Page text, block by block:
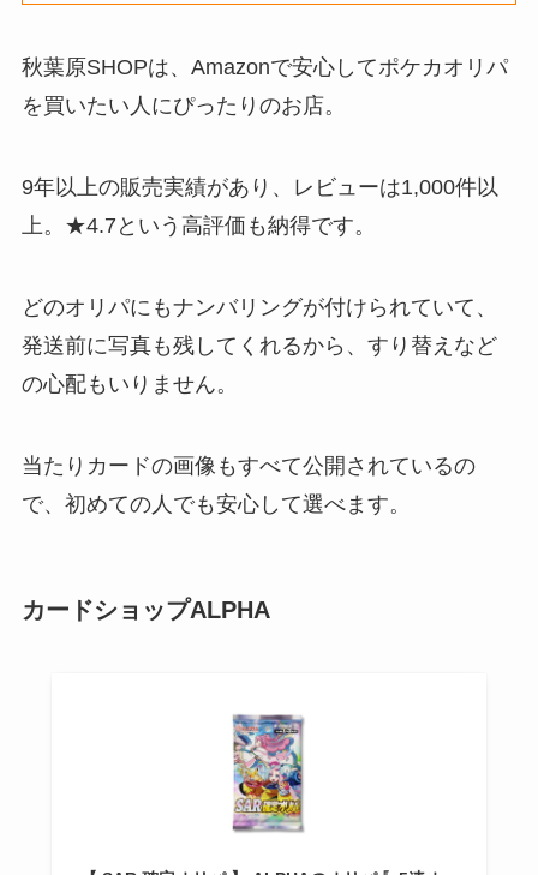
秋葉原SHOPは、Amazonで安心してポケカオリパ
を買いたい人にぴったりのお店。
9年以上の販売実績があり、レビューは1,000件以
上。★4.7という高評価も納得です。
どのオリパにもナンバリングが付けられていて、
発送前に写真も残してくれるから、すり替えなど
の心配もいりません。
当たりカードの画像もすべて公開されているの
で、初めての人でも安心して選べます。
カードショップALPHA